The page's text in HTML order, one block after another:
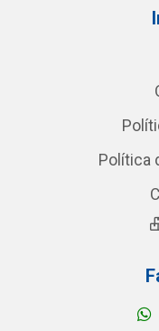
Política